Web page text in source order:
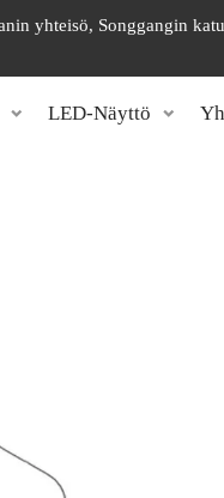
yhteisö, Songgangin
LED-Näyttö